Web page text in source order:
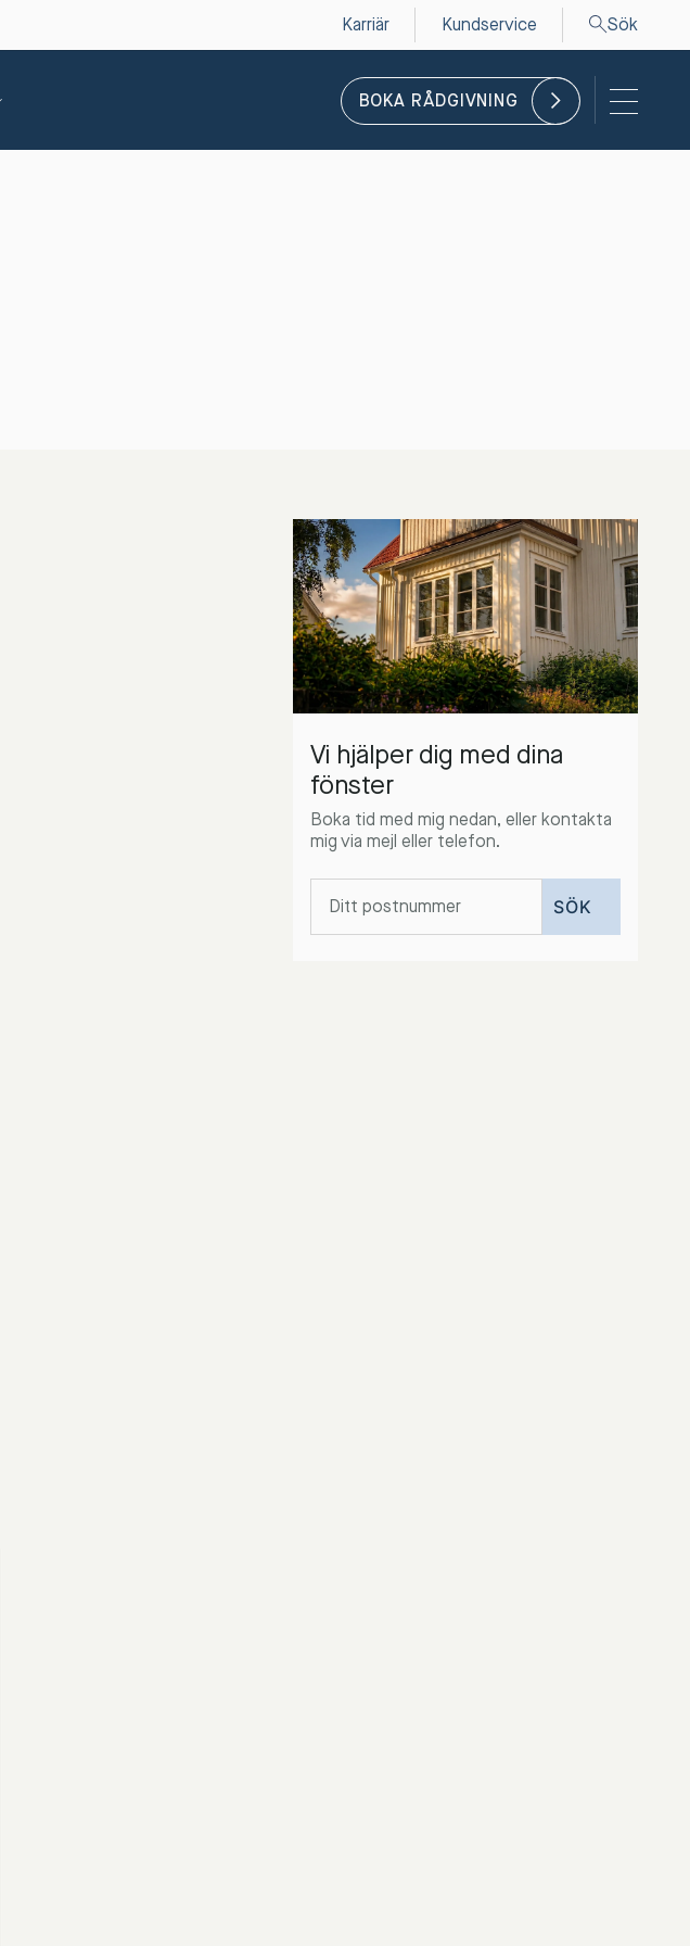
Karriär Kundservice Sök
BOKA RÅDGIVNING
Vi hjälper dig med dina
fönster
Boka tid med mig nedan, eller kontakta
mig via mejl eller telefon.